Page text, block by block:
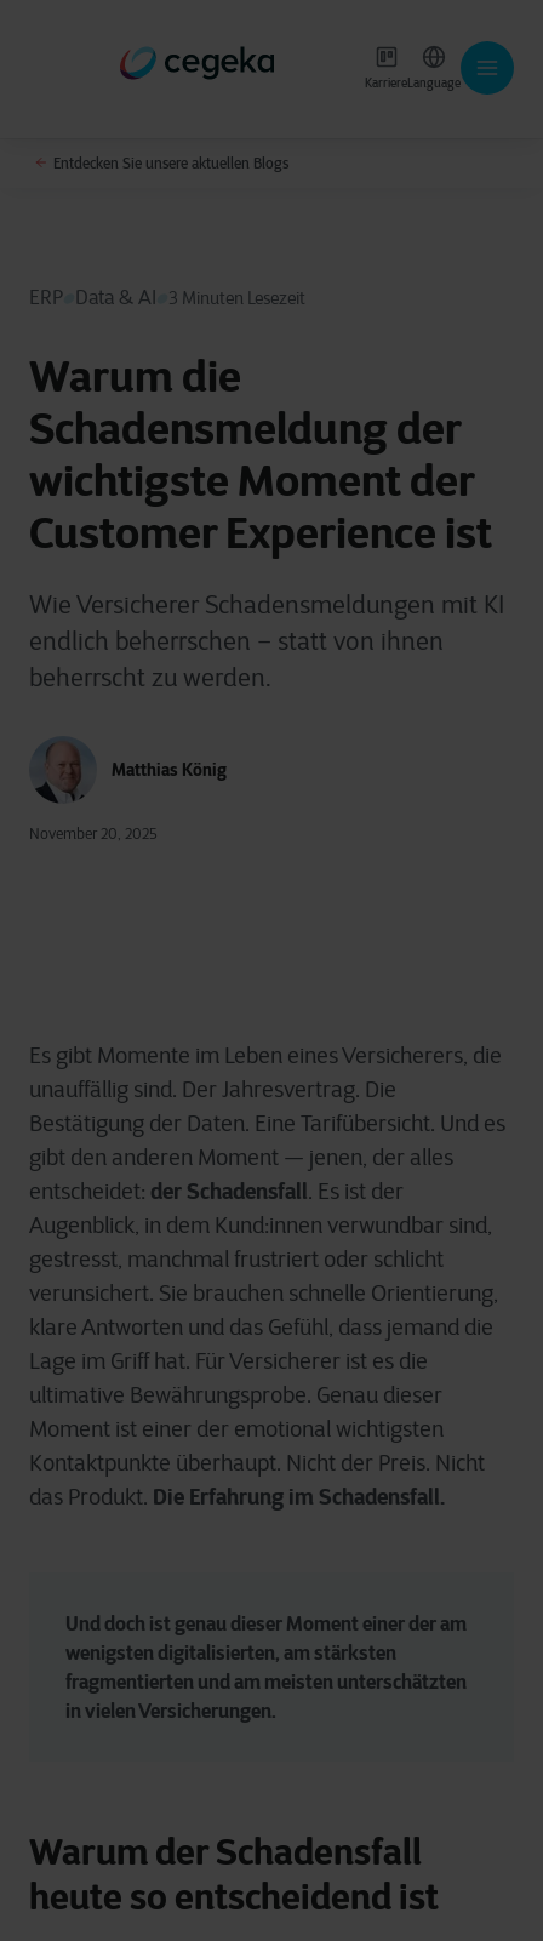
KarriereLanguage
Entdecken Sie unsere aktuellen Blogs
ERP Data & AI 3 Minuten Lesezeit
Warum die
Schadensmeldung der
wichtigste Moment der
Customer Experience ist
Wie Versicherer Schadensmeldungen mit KI
endlich beherrschen – statt von ihnen
beherrscht zu werden.
Matthias König
November 20, 2025
Es gibt Momente im Leben eines Versicherers, die
unauffällig sind. Der Jahresvertrag. Die
Bestätigung der Daten. Eine Tarifübersicht. Und es
gibt den anderen Moment — jenen, der alles
entscheidet: der Schadensfall. Es ist der
Augenblick, in dem Kund:innen verwundbar sind,
gestresst, manchmal frustriert oder schlicht
verunsichert. Sie brauchen schnelle Orientierung,
klare Antworten und das Gefühl, dass jemand die
Lage im Griff hat. Für Versicherer ist es die
ultimative Bewährungsprobe. Genau dieser
Moment ist einer der emotional wichtigsten
Kontaktpunkte überhaupt. Nicht der Preis. Nicht
das Produkt. Die Erfahrung im Schadensfall.
Und doch ist genau dieser Moment einer der am
wenigsten digitalisierten, am stärksten
fragmentierten und am meisten unterschätzten
in vielen Versicherungen.
Warum der Schadensfall
heute so entscheidend ist